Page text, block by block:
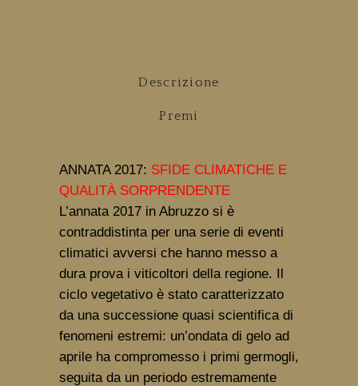
Descrizione
Premi
ANNATA 2017: SFIDE CLIMATICHE E
QUALITÀ SORPRENDENTE
L’annata 2017 in Abruzzo si è
contraddistinta per una serie di eventi
climatici avversi che hanno messo a
dura prova i viticoltori della regione. Il
ciclo vegetativo è stato caratterizzato
da una successione quasi scientifica di
fenomeni estremi: un’ondata di gelo ad
aprile ha compromesso i primi germogli,
seguita da un periodo estremamente